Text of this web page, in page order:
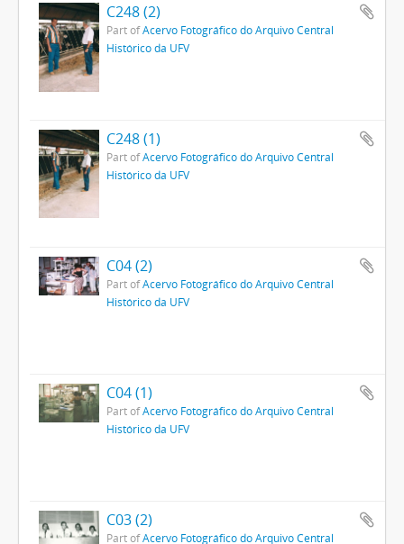
C248 (2)
Part ofAcervo Fotográfico do Arquivo Central
Histórico da UFV
C248 (1)
Part ofAcervo Fotográfico do Arquivo Central
Histórico da UFV
C04 (2)
Part ofAcervo Fotográfico do Arquivo Central
Histórico da UFV
C04 (1)
Part ofAcervo Fotográfico do Arquivo Central
Histórico da UFV
C03 (2)
Part ofAcervo Fotográfico do Arquivo Central